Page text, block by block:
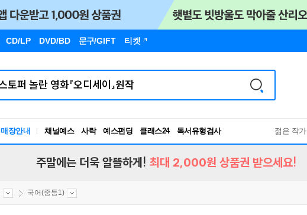
CD/LP DVD/BD 문구/GIFT 티켓
매장안내 채널예스 사락 예스펀딩 클래스24
독서유형검사
RBTI Lab
젊은 작가
주말에는 더욱 알뜰하게! 최대 2,000원 상품권 받으세요!
국어(중등1)